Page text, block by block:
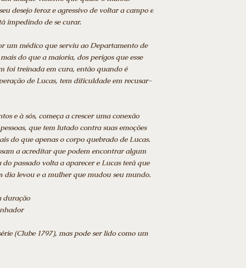
desejo feroz e agressivo de voltar a campo e
impedindo de se curar.
um médico que serviu ao Departamento de
do que a maioria, dos perigos que esse
foi treinada em cura, então quando é
de Lucas, tem dificuldade em recusar-
e à sós, começa a crescer uma conexão
que tem lutado contra suas emoções
do que apenas o corpo quebrado de Lucas.
a acreditar que podem encontrar algum
passado volta a aparecer e Lucas terá que
dia levou e a mulher que mudou seu mundo.
duração
(Clube 1797), mas pode ser lido como um